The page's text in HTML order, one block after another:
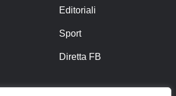
Editoriali
Sport
Diretta FB